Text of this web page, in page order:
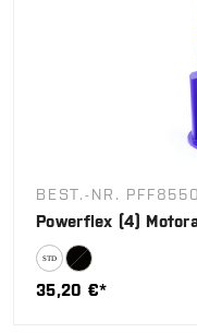
BEST.-NR.
Powerflex (4)
35,20 €*